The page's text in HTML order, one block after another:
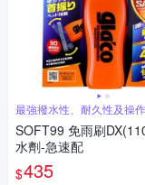
最強撥水性、耐久性及操
SOFT99 免雨刷
水劑-急速配
$435